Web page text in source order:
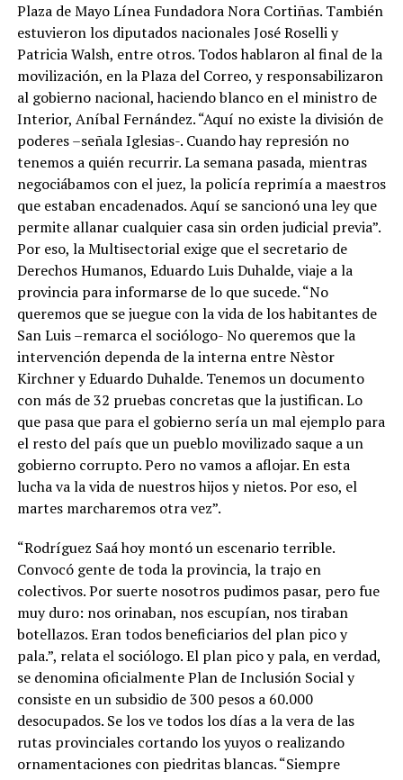
Plaza de Mayo Línea Fundadora Nora Cortiñas. También
estuvieron los diputados nacionales José Roselli y
Patricia Walsh, entre otros. Todos hablaron al final de la
movilización, en la Plaza del Correo, y responsabilizaron
al gobierno nacional, haciendo blanco en el ministro de
Interior, Aníbal Fernández. “Aquí no existe la división de
poderes –señala Iglesias-. Cuando hay represión no
tenemos a quién recurrir. La semana pasada, mientras
negociábamos con el juez, la policía reprimía a maestros
que estaban encadenados. Aquí se sancionó una ley que
permite allanar cualquier casa sin orden judicial previa”.
Por eso, la Multisectorial exige que el secretario de
Derechos Humanos, Eduardo Luis Duhalde, viaje a la
provincia para informarse de lo que sucede. “No
queremos que se juegue con la vida de los habitantes de
San Luis –remarca el sociólogo- No queremos que la
intervención dependa de la interna entre Nèstor
Kirchner y Eduardo Duhalde. Tenemos un documento
con más de 32 pruebas concretas que la justifican. Lo
que pasa que para el gobierno sería un mal ejemplo para
el resto del país que un pueblo movilizado saque a un
gobierno corrupto. Pero no vamos a aflojar. En esta
lucha va la vida de nuestros hijos y nietos. Por eso, el
martes marcharemos otra vez”.
“Rodríguez Saá hoy montó un escenario terrible.
Convocó gente de toda la provincia, la trajo en
colectivos. Por suerte nosotros pudimos pasar, pero fue
muy duro: nos orinaban, nos escupían, nos tiraban
botellazos. Eran todos beneficiarios del plan pico y
pala.”, relata el sociólogo. El plan pico y pala, en verdad,
se denomina oficialmente Plan de Inclusión Social y
consiste en un subsidio de 300 pesos a 60.000
desocupados. Se los ve todos los días a la vera de las
rutas provinciales cortando los yuyos o realizando
ornamentaciones con piedritas blancas. “Siempre